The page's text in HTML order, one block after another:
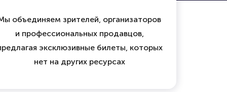
объединяем зрителей, организаторов
и профессиональных продавцов,
эксклюзивные билеты, которых
нет на других ресурсах